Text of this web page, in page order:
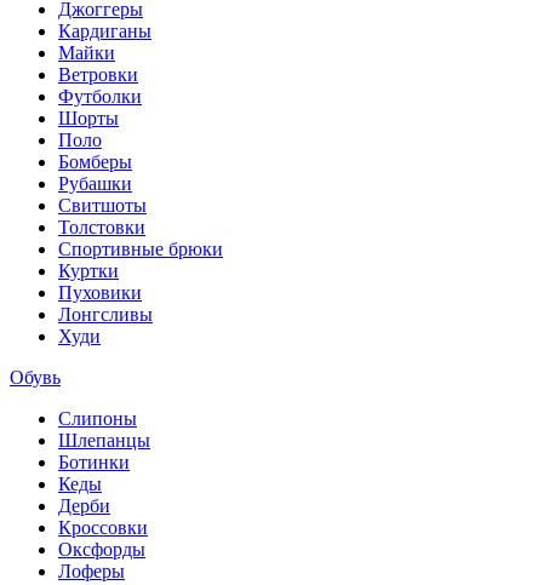
Джоггеры
Кардиганы
Майки
Ветровки
Футболки
Шорты
Поло
Бомберы
Рубашки
Свитшоты
Толстовки
Спортивные брюки
Куртки
Пуховики
Лонгсливы
Худи
Обувь
Слипоны
Шлепанцы
Ботинки
Кеды
Дерби
Кроссовки
Оксфорды
Лоферы